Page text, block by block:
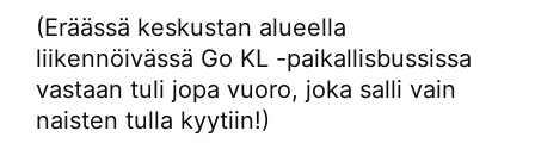
(Eräässä keskustan alueella
liikennöivässä Go KL -paikallisbussissa
vastaan tuli jopa vuoro, joka salli vain
naisten tulla kyytiin!)